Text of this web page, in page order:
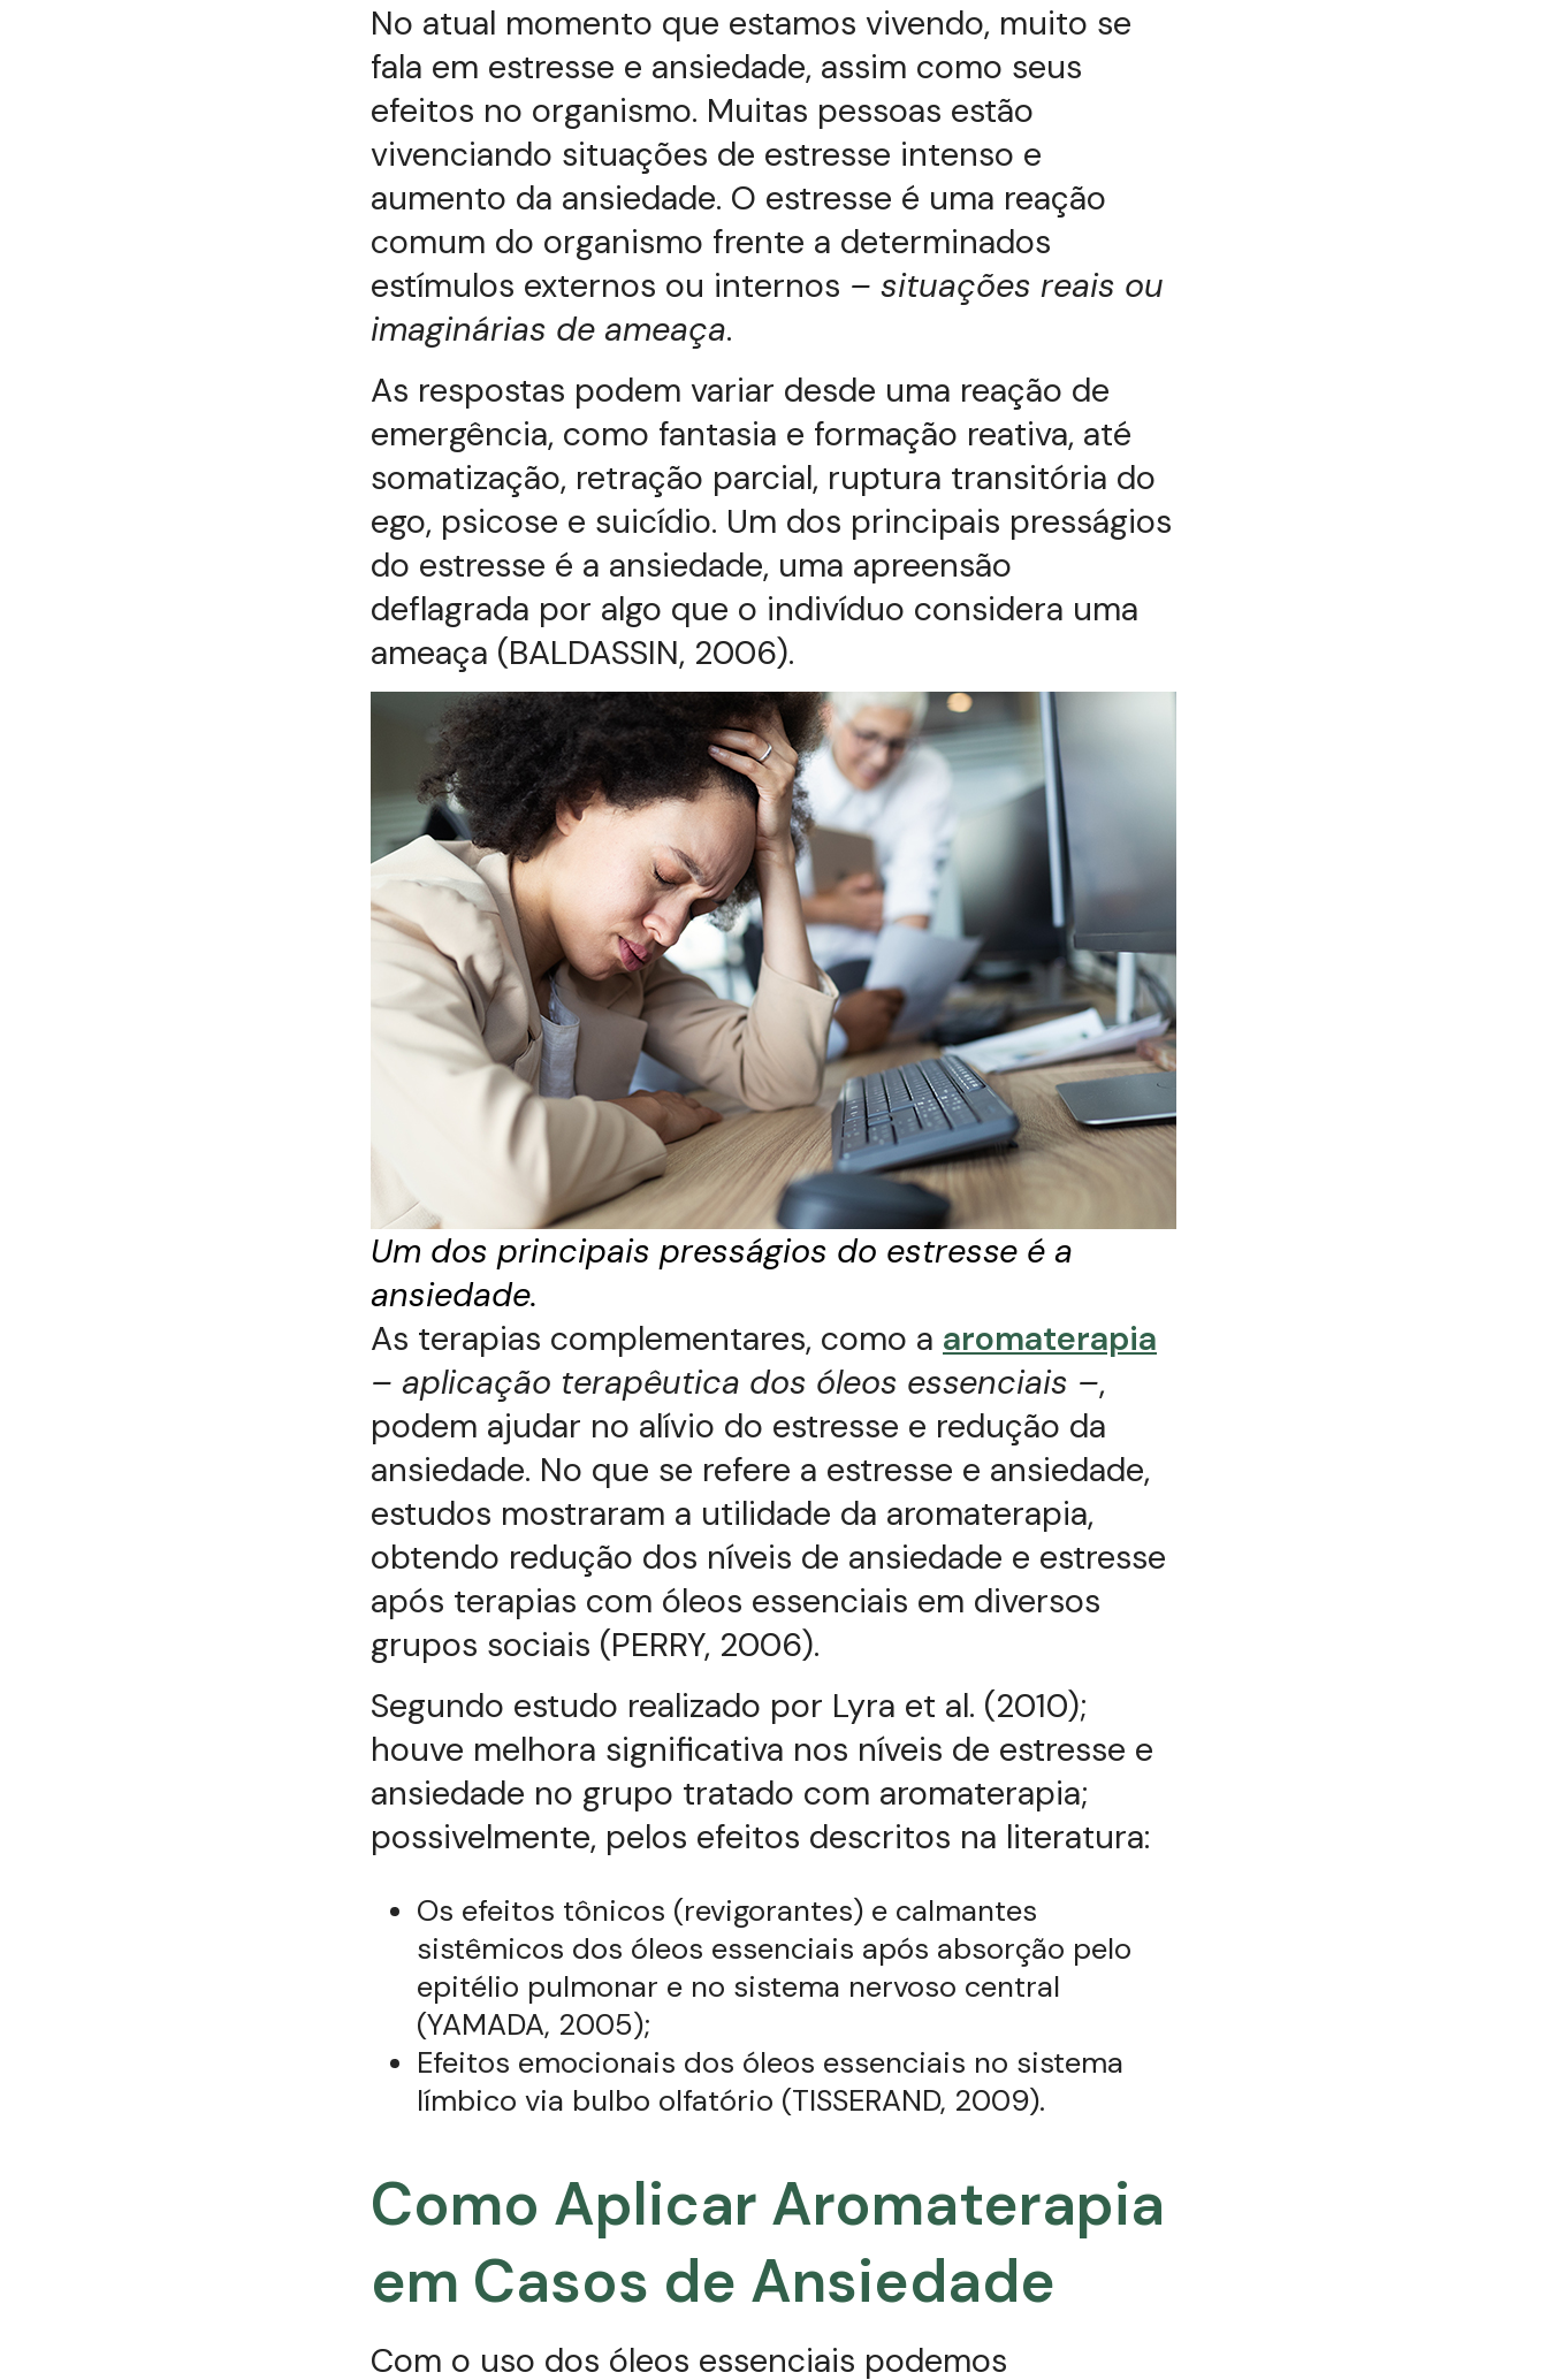
No atual momento que estamos vivendo, muito se
fala em estresse e ansiedade, assim como seus
efeitos no organismo. Muitas pessoas estão
vivenciando situações de estresse intenso e
aumento da ansiedade. O estresse é uma reação
comum do organismo frente a determinados
estímulos externos ou internos – situações reais ou
imaginárias de ameaça.
As respostas podem variar desde uma reação de
emergência, como fantasia e formação reativa, até
somatização, retração parcial, ruptura transitória do
ego, psicose e suicídio. Um dos principais presságios
do estresse é a ansiedade, uma apreensão
deflagrada por algo que o indivíduo considera uma
ameaça (BALDASSIN, 2006).
Um dos principais presságios do estresse é a
ansiedade.
As terapias complementares, como a aromaterapia
– aplicação terapêutica dos óleos essenciais –,
podem ajudar no alívio do estresse e redução da
ansiedade. No que se refere a estresse e ansiedade,
estudos mostraram a utilidade da aromaterapia,
obtendo redução dos níveis de ansiedade e estresse
após terapias com óleos essenciais em diversos
grupos sociais (PERRY, 2006).
Segundo estudo realizado por Lyra et al. (2010);
houve melhora significativa nos níveis de estresse e
ansiedade no grupo tratado com aromaterapia;
possivelmente, pelos efeitos descritos na literatura:
Os efeitos tônicos (revigorantes) e calmantes
sistêmicos dos óleos essenciais após absorção pelo
epitélio pulmonar e no sistema nervoso central
(YAMADA, 2005);
Efeitos emocionais dos óleos essenciais no sistema
límbico via bulbo olfatório (TISSERAND, 2009).
Como Aplicar Aromaterapia
em Casos de Ansiedade
Com o uso dos óleos essenciais podemos